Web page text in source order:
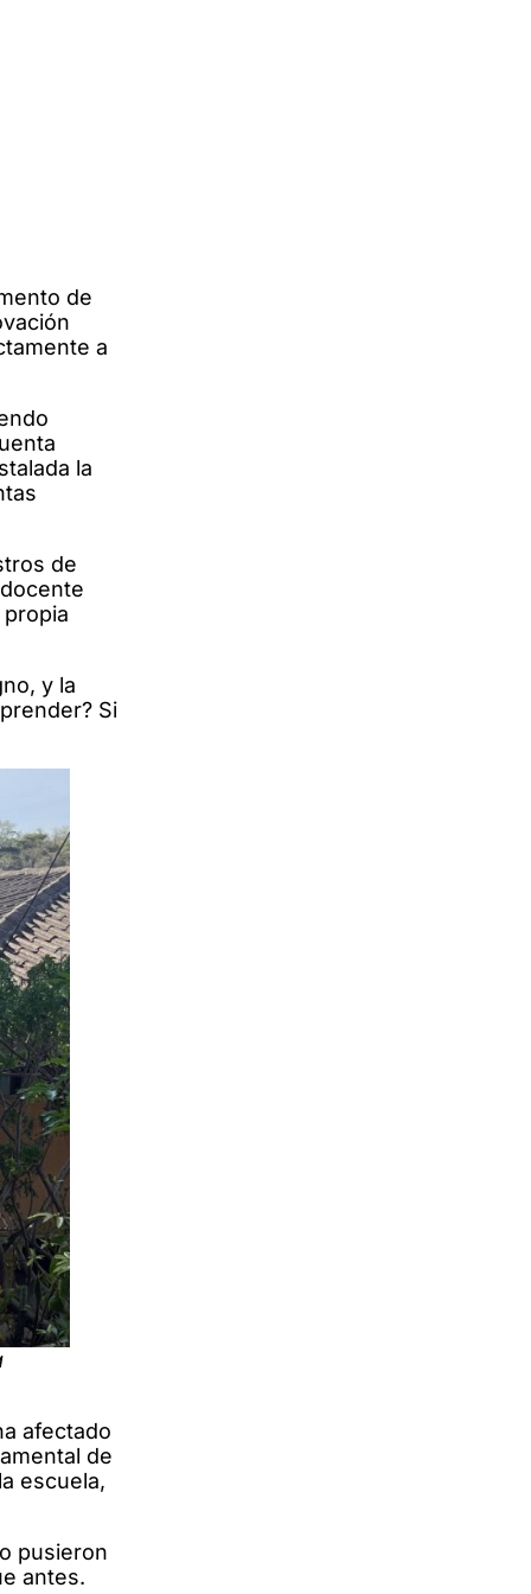
de
a
la
de
y la
Si
afectado
de
escuela,
pusieron
antes.